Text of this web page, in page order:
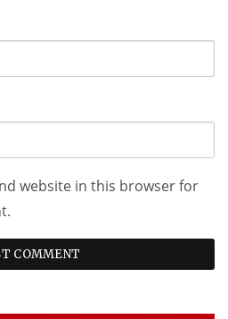
website in this browser for